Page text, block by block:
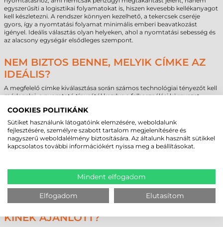
egyszerűsíti a logisztikai folyamatokat is, hiszen kevesebb kellékanyagot
kell készletezni. A rendszer könnyen kezelhető, a tekercsek cseréje
gyors, így a nyomtatási folyamat minimális emberi beavatkozást
igényel. Ideális választás olyan helyeken, ahol a nyomtatási sebesség és
az alacsony egységár elsődleges szempont.
NEM BIZTOS BENNE, MELYIK CÍMKE AZ
IDEÁLIS?
A megfelelő címke kiválasztása során számos technológiai tényezőt kell
mérlegelni, a nyomtató típusától kezdve a felhasználási környezet
távú, UV- és vegyszerálló jelölésre van szüksége, javasolt a
termotranszfer vagy műanyag alapanyagú címke használata, mivel a
direkt termál tekercses öntapadó címke nem ajánlott kültéri, több éves
jelöléshez. Szakértő csapatunk készséggel segít Önnek a technológiai
kompatibilitás és a környezeti igénybevételek elemzésében, hogy a
legoptimálisabb döntést hozhassa meg. Egyedi igények vagy nagy
támogatjuk üzleti céljait. Forduljon hozzánk bizalommal, hogy
megtaláljuk az Ön folyamataihoz legjobban illeszkedő jelöléstechnikai
megoldást.
ZEBRA TEKERCSES ÖNTAPADÓ CÍMKE -
KINEK AJÁNLOTT?
COOKIES POLITIKÁNK
Sütiket használunk látogatóink elemzésére, weboldalunk
fejlesztésére, személyre szabott tartalom megjelenítésére és
nagyszerű weboldalélmény biztosítására. Az általunk használt sütikkel
kapcsolatos további információkért nyissa meg a beállításokat.
Mindent elfogadom
Elfogadom Elutasítom